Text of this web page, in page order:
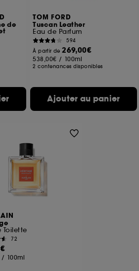
de
TOM FORD
Tuscan Leather
Eau de Parfum
594
À partir de269,00€
538,00€ / 100ml
2 contenances disponibles
Ajouter au panier
Toilette
72
/ 100ml